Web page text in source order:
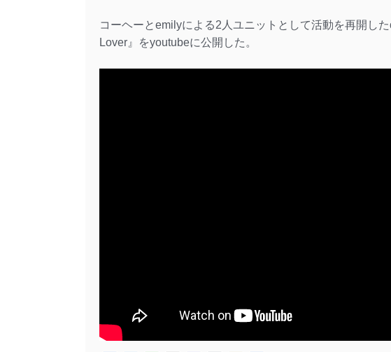
コーヘーとemilyによる2人ユニットとして活動を再開し
Lover』をyoutubeに公開した。